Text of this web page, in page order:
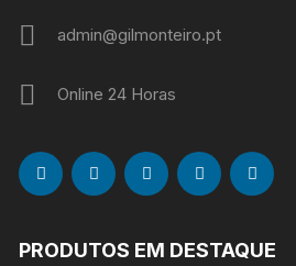
admin@gilmonteiro.pt
Online 24 Horas
PRODUTOS EM DESTAQUE